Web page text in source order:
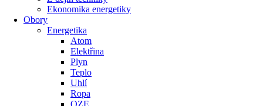
Ekonomika energetiky
Obory
Energetika
Atom
Elektřina
Plyn
Teplo
Uhlí
Ropa
OZE